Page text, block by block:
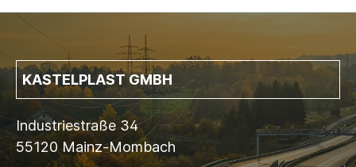
KASTELPLAST GMBH
Industriestraße 34
55120 Mainz-Mombach